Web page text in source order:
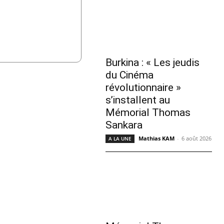
Burkina : « Les jeudis
du Cinéma
révolutionnaire »
s’installent au
Mémorial Thomas
Sankara
A LA UNE Mathias KAM - 6 août 2026